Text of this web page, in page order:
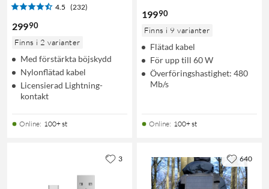
4.5 (232)
29990
Finns i 2 varianter
Med förstärkta böjskydd
Nylonflätad kabel
Licensierad Lightning-
kontakt
Online: 100+ st
19990
Finns i 9 varianter
Flätad kabel
För upp till 60 W
Överföringshastighet: 480
Mb/s
Online: 100+ st
3 640